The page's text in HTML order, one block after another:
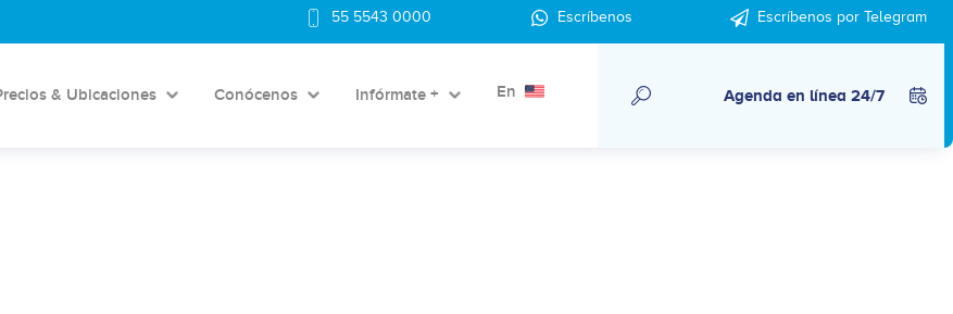
55 5543 0000 Escríbenos Escríbenos por Telegram
& Ubicaciones Conócenos Infórmate + En Agenda en línea 24/7